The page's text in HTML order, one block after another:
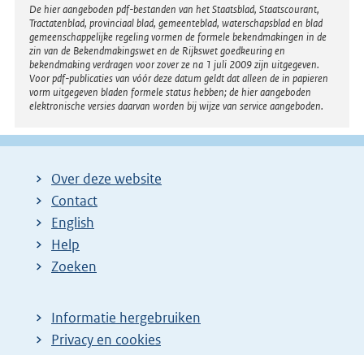
g
Disclaimer
De hier aangeboden pdf-bestanden van het Staatsblad, Staatscourant,
Tractatenblad, provinciaal blad, gemeenteblad, waterschapsblad en blad
gemeenschappelijke regeling vormen de formele bekendmakingen in de
zin van de Bekendmakingswet en de Rijkswet goedkeuring en
bekendmaking verdragen voor zover ze na 1 juli 2009 zijn uitgegeven.
Voor pdf-publicaties van vóór deze datum geldt dat alleen de in papieren
vorm uitgegeven bladen formele status hebben; de hier aangeboden
elektronische versies daarvan worden bij wijze van service aangeboden.
Over deze website
Contact
English
Help
Zoeken
Informatie hergebruiken
Privacy en cookies